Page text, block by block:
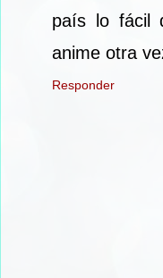
país lo fácil
anime otra
Responder